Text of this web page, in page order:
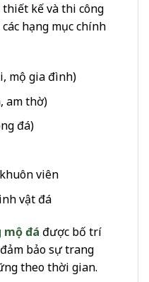
kế và thi công
hạng mục chính
mộ gia đình)
am thờ)
đá)
viên
vật đá
mộ đá được bố trí
bảo sự trang
theo thời gian.